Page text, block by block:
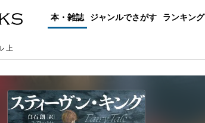
本・雑誌 ジャンルでさがす ランキング
上